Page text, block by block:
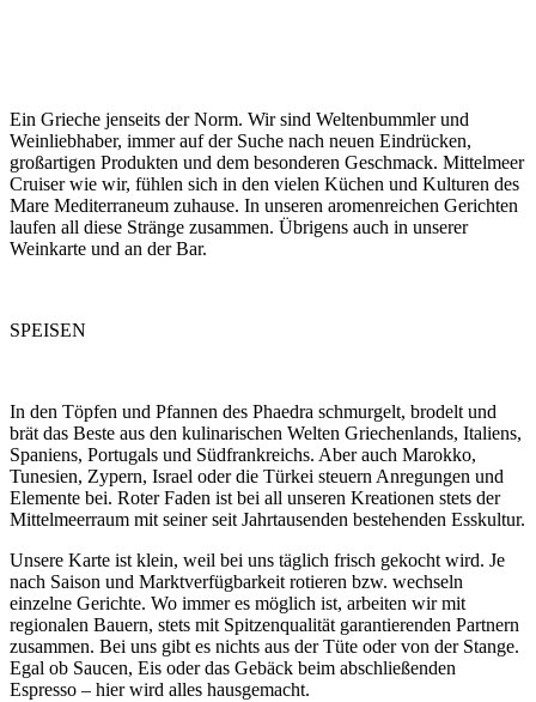
Ein Grieche jenseits der Norm. Wir sind Weltenbummler und
Weinliebhaber, immer auf der Suche nach neuen Eindrücken,
großartigen Produkten und dem besonderen Geschmack. Mittelmeer
Cruiser wie wir, fühlen sich in den vielen Küchen und Kulturen des
Mare Mediterraneum zuhause. In unseren aromenreichen Gerichten
laufen all diese Stränge zusammen. Übrigens auch in unserer
Weinkarte und an der Bar.
SPEISEN
In den Töpfen und Pfannen des Phaedra schmurgelt, brodelt und
brät das Beste aus den kulinarischen Welten Griechenlands, Italiens,
Spaniens, Portugals und Südfrankreichs. Aber auch Marokko,
Tunesien, Zypern, Israel oder die Türkei steuern Anregungen und
Elemente bei. Roter Faden ist bei all unseren Kreationen stets der
Mittelmeerraum mit seiner seit Jahrtausenden bestehenden Esskultur.
Unsere Karte ist klein, weil bei uns täglich frisch gekocht wird. Je
nach Saison und Marktverfügbarkeit rotieren bzw. wechseln
einzelne Gerichte. Wo immer es möglich ist, arbeiten wir mit
regionalen Bauern, stets mit Spitzenqualität garantierenden Partnern
zusammen. Bei uns gibt es nichts aus der Tüte oder von der Stange.
Egal ob Saucen, Eis oder das Gebäck beim abschließenden
Espresso – hier wird alles hausgemacht.